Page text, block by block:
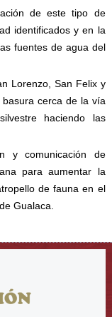
de este tipo de
identificados y en la
fuentes de agua del
Lorenzo, San Felix y
cerca de la vía
haciendo las
y comunicación de
para aumentar la
de fauna en el
Gualaca.